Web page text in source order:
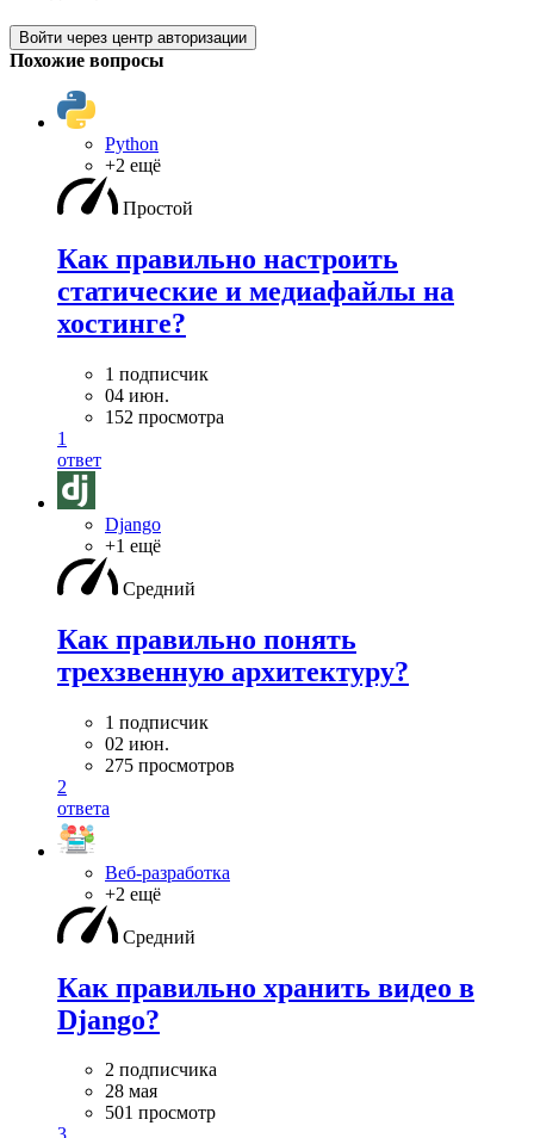
Войти через центр авторизации
Похожие вопросы
Python
+2 ещё
Простой
Как правильно настроить
статические и медиафайлы на
хостинге?
1 подписчик
04 июн.
152 просмотра
1
ответ
Django
+1 ещё
Средний
Как правильно понять
трехзвенную архитектуру?
1 подписчик
02 июн.
275 просмотров
2
ответа
Веб-разработка
+2 ещё
Средний
Как правильно хранить видео в
Django?
2 подписчика
28 мая
501 просмотр